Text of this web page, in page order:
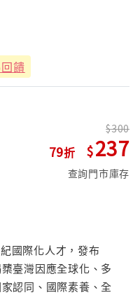
饋
79
300
237
查詢門市庫存
國際化人才，發布
臺灣因應全球化、多
認同、國際素養、全